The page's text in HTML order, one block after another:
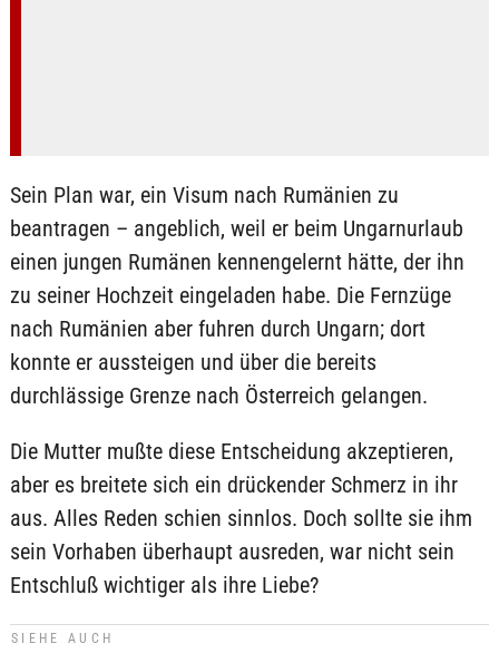
Sein Plan war, ein Visum nach Rumänien zu
beantragen – angeblich, weil er beim Ungarnurlaub
einen jungen Rumänen kennengelernt hätte, der ihn
zu seiner Hochzeit eingeladen habe. Die Fernzüge
nach Rumänien aber fuhren durch Ungarn; dort
konnte er aussteigen und über die bereits
durchlässige Grenze nach Österreich gelangen.
Die Mutter mußte diese Entscheidung akzeptieren,
aber es breitete sich ein drückender Schmerz in ihr
aus. Alles Reden schien sinnlos. Doch sollte sie ihm
sein Vorhaben überhaupt ausreden, war nicht sein
Entschluß wichtiger als ihre Liebe?
SIEHE AUCH